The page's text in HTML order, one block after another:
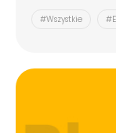
#Wszystkie